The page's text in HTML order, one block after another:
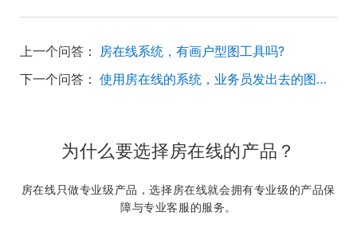
上一个问答： 房在线系统，有画户型图工具吗?
下一个问答：
使用房在线的系统，业务员发出去的图片的水印文字怎么设置，现在的太小看不清？
为什么要选择房在线的产品？
房在线只做专业级产品，选择房在线就会拥有专业级的产品保
障与专业客服的服务。